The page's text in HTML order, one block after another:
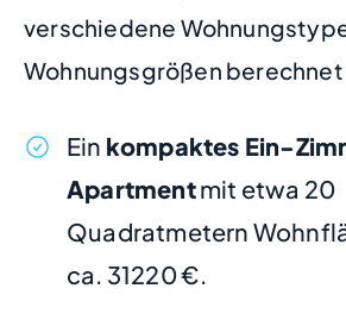
verschiedene
Wohnungsgrößen
Ein kompaktes Ein-
Apartmentmit etwa 20
Quadratmetern
ca. 31220 €.